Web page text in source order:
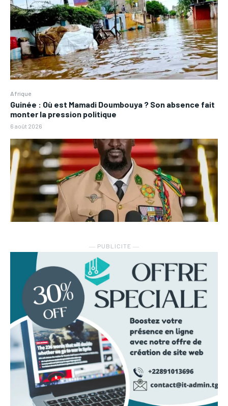
Afrique
Guinée : Où est Mamadi Doumbouya ? Son absence fait
monter la pression politique
6 août 2026
― PUBLICITE ―